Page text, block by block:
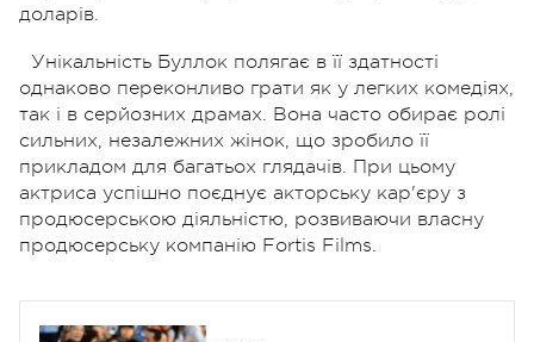
доларів.
Унікальність Буллок полягає в її здатності
однаково переконливо грати як у легких комедіях,
так і в серйозних драмах. Вона часто обирає ролі
сильних, незалежних жінок, що зробило її
прикладом для багатьох глядачів. При цьому
актриса успішно поєднує акторську кар'єру з
продюсерською діяльністю, розвиваючи власну
продюсерську компанію Fortis Films.